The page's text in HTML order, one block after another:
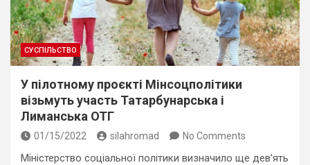
СУСПІЛЬСТВО
У пілотному проєкті Мінсоцполітики
візьмуть участь Татарбунарська і
Лиманська ОТГ
01/15/2022 silahromad No Comments
Міністерство соціальної політики визначило ще дев’ять